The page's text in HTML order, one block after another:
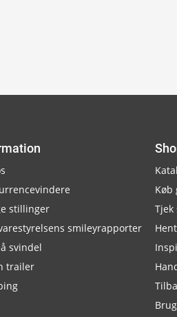
stillinger
smileyrapporter
svindel
trailer
Køb
Tjek